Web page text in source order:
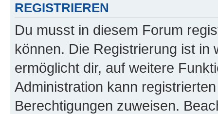
REGISTRIEREN
Du musst in diesem Forum
können. Die Registrierung ist in
ermöglicht dir, auf weitere
Administration kann
Berechtigungen zuweisen.